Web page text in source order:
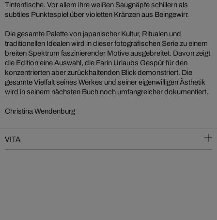
Tintenfische. Vor allem ihre weißen Saugnäpfe schillern als
subtiles Punktespiel über violetten Kränzen aus Beingewirr.
Die gesamte Palette von japanischer Kultur, Ritualen und
traditionellen Idealen wird in dieser fotografischen Serie zu einem
breiten Spektrum faszinierender Motive ausgebreitet. Davon zeigt
die Edition eine Auswahl, die Farin Urlaubs Gespür für den
konzentrierten aber zurückhaltenden Blick demonstriert. Die
gesamte Vielfalt seines Werkes und seiner eigenwilligen Ästhetik
wird in seinem nächsten Buch noch umfangreicher dokumentiert.
Christina Wendenburg
VITA